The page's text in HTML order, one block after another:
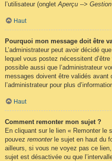
l’utilisateur (ongletAperçu -->
Haut
Pourquoi mon message doit être
L’administrateur peut avoir décidé
lequel vous postez nécessitent
possible aussi que l’administrateur
messages doivent être validés avant
l’administrateur pour plus
Haut
Comment remonter mon sujet ?
En cliquant sur le lien « Remonter le
pouvez remonterle sujet en haut du
ailleurs, si vous ne voyez pas ce
sujet est désactivée ou que